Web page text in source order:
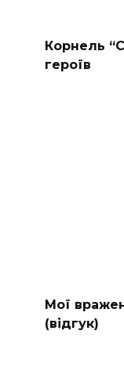
Корнель
героїв
Мої
(відгук)